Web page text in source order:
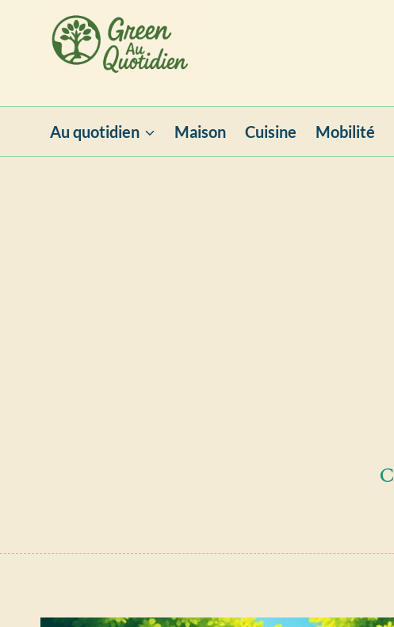
Au quotidien Maison Cuisine Mobilité